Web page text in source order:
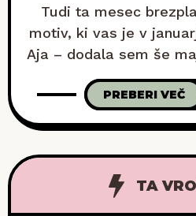
Tudi ta mesec
motiv, ki vas je v
Aja – dodala sem še
Preveri, o čem
težko odločila, katero
kako to gre,
PREBERI VEČ
TA